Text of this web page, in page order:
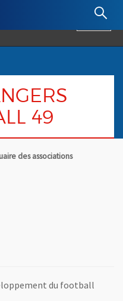
Angers.fr : Retour à l'accueil
49
des associations
du football